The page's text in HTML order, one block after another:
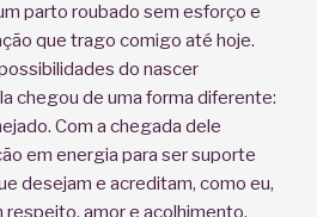
parto roubado sem esforço e
que trago comigo até hoje.
do nascer
chegou de uma forma diferente:
Com a chegada dele
em energia para ser suporte
desejam e acreditam, como eu,
respeito, amor e acolhimento.